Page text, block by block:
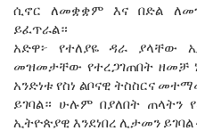
ሲኖር ለመቋቋም እና በድል
ይፈጥራል።
አድዋ፦ የተለያዬ ዳራ ያላቸው
መዝመታቸው የተረጋገጠበት ዘመቻ
አንድነቱ የስነ ልቦናዊ ትስስርና
ይገባል። ሁሉም በያለበት
ኢትዮጵያዊ እንደነበረ ሊታመን